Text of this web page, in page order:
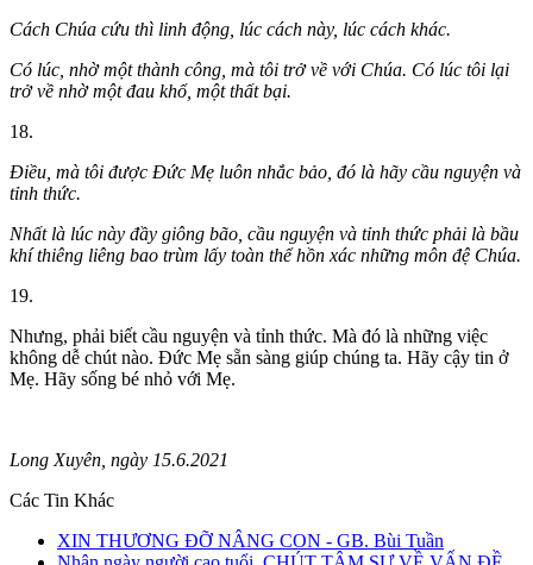
Cách Chúa cứu thì linh động, lúc cách này, lúc cách khác.
Có lúc, nhờ một thành công, mà tôi trở về với Chúa. Có lúc tôi lại
trở về nhờ một đau khổ, một thất bại.
18.
Điều, mà tôi được Đức Mẹ luôn nhắc bảo, đó là hãy cầu nguyện và
tỉnh thức.
Nhất là lúc này đầy giông bão, cầu nguyện và tỉnh thức phải là bầu
khí thiêng liêng bao trùm lấy toàn thể hồn xác những môn đệ Chúa.
19.
Nhưng, phải biết cầu nguyện và tỉnh thức. Mà đó là những việc
không dễ chút nào. Đức Mẹ sẵn sàng giúp chúng ta. Hãy cậy tin ở
Mẹ. Hãy sống bé nhỏ với Mẹ.
Long Xuyên, ngày 15.6.2021
Các Tin Khác
XIN THƯƠNG ĐỠ NÂNG CON - GB. Bùi Tuần